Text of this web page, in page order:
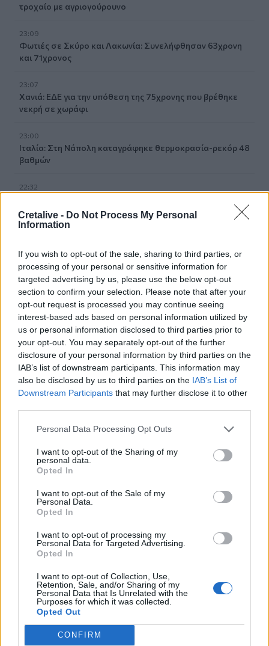
Cretalive - Do Not Process My Personal
Information
If you wish to opt-out of the sale, sharing to third parties, or
processing of your personal or sensitive information for
targeted advertising by us, please use the below opt-out
section to confirm your selection. Please note that after your
opt-out request is processed you may continue seeing
interest-based ads based on personal information utilized by
us or personal information disclosed to third parties prior to
your opt-out. You may separately opt-out of the further
disclosure of your personal information by third parties on the
IAB’s list of downstream participants. This information may
also be disclosed by us to third parties on the IAB’s List of
Downstream Participants that may further disclose it to other
Personal Data Processing Opt Outs
I want to opt-out of the Sharing of my
personal data.
Opted In
I want to opt-out of the Sale of my
Personal Data.
Opted In
I want to opt-out of processing my
Personal Data for Targeted Advertising.
Opted In
I want to opt-out of Collection, Use,
Retention, Sale, and/or Sharing of my
Personal Data that Is Unrelated with the
Purposes for which it was collected.
Opted Out
CONFIRM
τροχαίο με αγριογούρουνο
23:09
Φωτιές σε Σκύρο και Λακωνία: Συνελήφθησαν 63χρονη
και 71χρονος
23:07
Χανιά: ΕΔΕ για την υπόθεση της 75χρονης που βρέθηκε
νεκρή σε χωράφι
23:00
Ιταλία: Στη Νάπολη καταγράφηκε θερμοκρασία-ρεκόρ 48
βαθμών
22:32
κατηγορούμενη για εμπρησμό
Αυτές είναι οι πιο επικίνδυνες εβδομάδες για μεγάλες
πυρκαγιές
22:21
Χρήστος Δάντης: «Δεν περίμενα την αχαριστία, 22 χρόνια
μετά και συνάδελφοι προσπαθούν να ξεχάσουν ότι
έγραψα αυτό το τραγούδι»
22:14
Ξεκινούν τα δοκιμαστικά δρομολόγια της επέκτασης του
Μετρό Θεσσαλονίκης
πάνω από 2 εκατ. ευρώ
Συρία: Βόμβα εξερράγη σε λεωφορείο κοντά στη
Δαμασκό – Τουλάχιστον 2 νεκροί και 13 τραυματίες
Απίστευτο περιστατικό σε αγώνα μπέιζμπολ: Μπαστούνι
παίκτη εκτοξεύτηκε στις κερκίδες και τραυμάτισε θεατή
- Δείτε βίντεο
Γκουτέρες: Άμεσος τερματισμός των επιθέσεων κατά
αμάχων σε Ουκρανία και Ρωσία
Αδιάκοπες οι ροές μεταναστών στην Κρήτη: Νέα
«καραβιά» στον Τσούτσουρα - Ανάμεσά τους γυναίκες